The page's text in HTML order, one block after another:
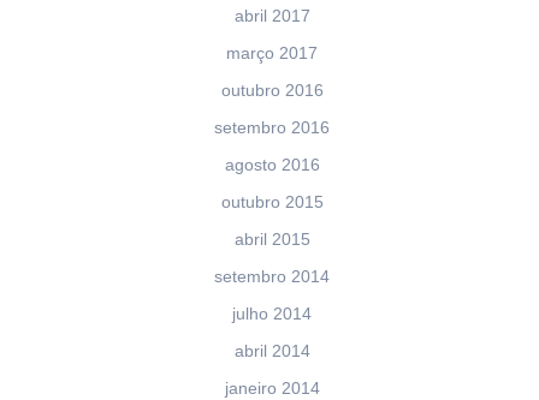
abril 2017
março 2017
outubro 2016
setembro 2016
agosto 2016
outubro 2015
abril 2015
setembro 2014
julho 2014
abril 2014
janeiro 2014